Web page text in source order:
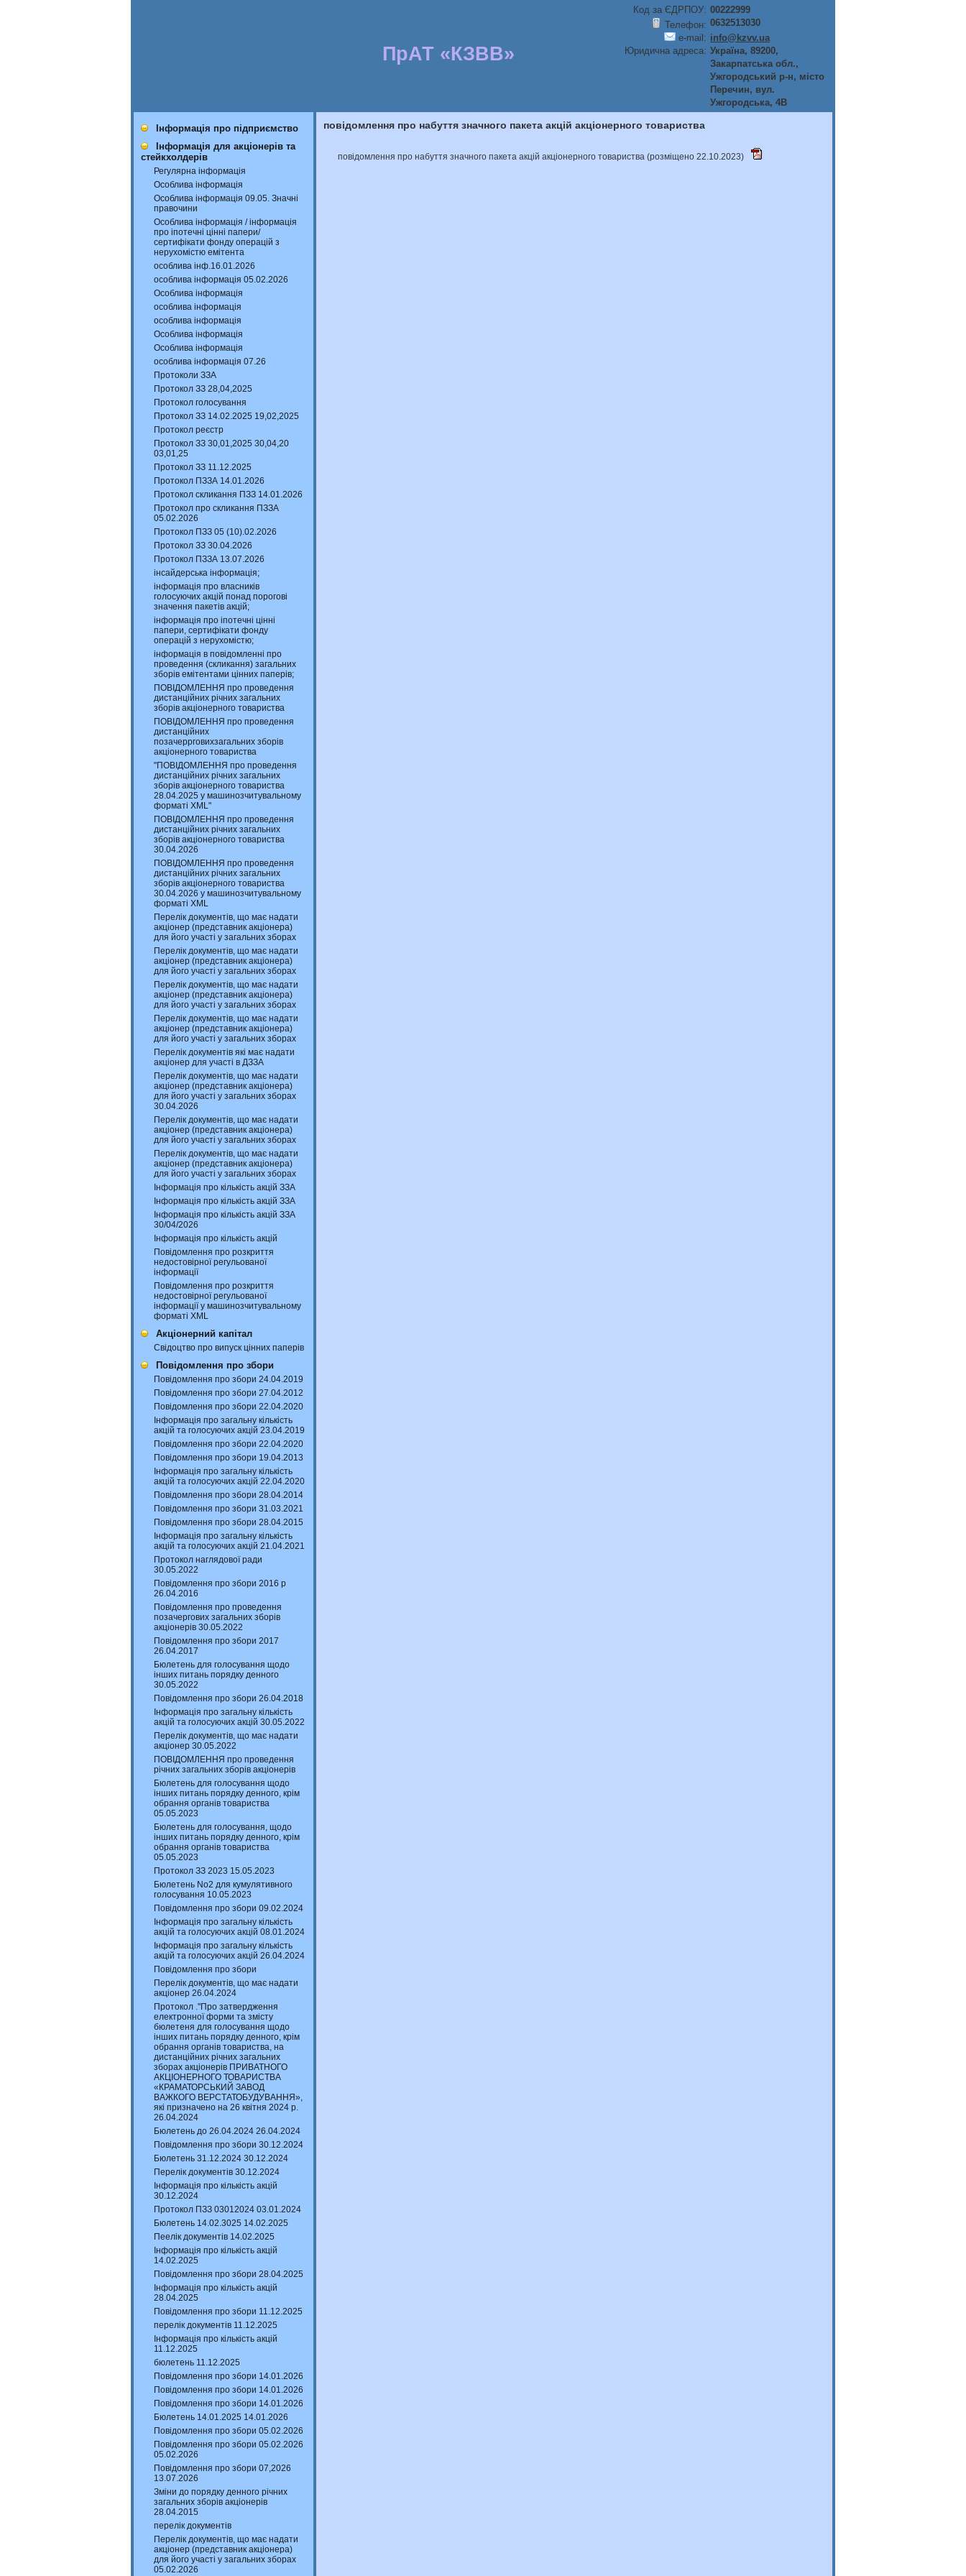
ПрАТ «КЗВВ»
Код за ЄДРПОУ: 00222999
Телефон: 0632513030
e-mail: info@kzvv.ua
Юридична адреса: Україна, 89200,
Закарпатська обл.,
Ужгородський р-н, мiсто
Перечин, вул.
Ужгородська, 4В
Інформація про підприємство
Інформація для акціонерів та
стейкхолдерів
Регулярна інформація
Особлива інформація
Особлива інформація 09.05. Значні
правочини
Особлива інформація / інформація
про іпотечні цінні папери/
сертифікати фонду операцій з
нерухомістю емітента
особлива інф.16.01.2026
особлива інформація 05.02.2026
Особлива інформація
особлива інформація
особлива інформація
Особлива інформація
Особлива інформація
особлива інформація 07.26
Протоколи ЗЗА
Протокол ЗЗ 28,04,2025
Протокол голосування
Протокол ЗЗ 14.02.2025 19,02,2025
Протокол реєстр
Протокол ЗЗ 30,01,2025 30,04,20
03,01,25
Протокол ЗЗ 11.12.2025
Протокол ПЗЗА 14.01.2026
Протокол скликання ПЗЗ 14.01.2026
Протокол про скликання ПЗЗА
05.02.2026
Протокол ПЗЗ 05 (10).02.2026
Протокол ЗЗ 30.04.2026
Протокол ПЗЗА 13.07.2026
інсайдерська інформація;
інформація про власників
голосуючих акцій понад порогові
значення пакетів акцій;
інформація про іпотечні цінні
папери, сертифікати фонду
операцій з нерухомістю;
інформація в повідомленні про
проведення (скликання) загальних
зборів емітентами цінних паперів;
ПОВІДОМЛЕННЯ про проведення
дистанційних річних загальних
зборів акціонерного товариства
ПОВІДОМЛЕННЯ про проведення
дистанційних
позачеррговихзагальних зборів
акціонерного товариства
"ПОВІДОМЛЕННЯ про проведення
дистанційних річних загальних
зборів акціонерного товариства
28.04.2025 у машинозчитувальному
форматі XML"
ПОВІДОМЛЕННЯ про проведення
дистанційних річних загальних
зборів акціонерного товариства
30.04.2026
ПОВІДОМЛЕННЯ про проведення
дистанційних річних загальних
зборів акціонерного товариства
30.04.2026 у машинозчитувальному
форматі XML
Перелік документів, що має надати
акціонер (представник акціонера)
для його участі у загальних зборах
Перелік документів, що має надати
акціонер (представник акціонера)
для його участі у загальних зборах
Перелік документів, що має надати
акціонер (представник акціонера)
для його участі у загальних зборах
Перелік документів, що має надати
акціонер (представник акціонера)
для його участі у загальних зборах
Перелік документів які має надати
акціонер для участі в ДЗЗА
Перелік документів, що має надати
акціонер (представник акціонера)
для його участі у загальних зборах
30.04.2026
Перелік документів, що має надати
акціонер (представник акціонера)
для його участі у загальних зборах
Перелік документів, що має надати
акціонер (представник акціонера)
для його участі у загальних зборах
Інформація про кількість акцій ЗЗА
Інформація про кількість акцій ЗЗА
Інформація про кількість акцій ЗЗА
30/04/2026
Інформація про кількість акцій
Повідомлення про розкриття
недостовірної регульованої
інформації
Повідомлення про розкриття
недостовірної регульованої
інформації у машинозчитувальному
форматі XML
Акціонерний капітал
Свідоцтво про випуск цінних паперів
Повідомлення про збори
Повідомлення про збори 24.04.2019
Повідомлення про збори 27.04.2012
Повідомлення про збори 22.04.2020
Інформація про загальну кількість
акцій та голосуючих акцій 23.04.2019
Повідомлення про збори 22.04.2020
Повідомлення про збори 19.04.2013
Інформація про загальну кількість
акцій та голосуючих акцій 22.04.2020
Повідомлення про збори 28.04.2014
Повідомлення про збори 31.03.2021
Повідомлення про збори 28.04.2015
Інформація про загальну кількість
акцій та голосуючих акцій 21.04.2021
Протокол наглядової ради
30.05.2022
Повідомлення про збори 2016 р
26.04.2016
Повідомлення про проведення
позачергових загальних зборів
акціонерів 30.05.2022
Повідомлення про збори 2017
26.04.2017
Бюлетень для голосування щодо
інших питань порядку денного
30.05.2022
Повідомлення про збори 26.04.2018
Інформація про загальну кількість
акцій та голосуючих акцій 30.05.2022
Перелік документів, що має надати
акціонер 30.05.2022
ПОВІДОМЛЕННЯ про проведення
річних загальних зборів акціонерів
Бюлетень для голосування щодо
інших питань порядку денного, крім
обрання органів товариства
05.05.2023
Бюлетень для голосування, щодо
інших питань порядку денного, крім
обрання органів товариства
05.05.2023
Протокол ЗЗ 2023 15.05.2023
Бюлетень No2 для кумулятивного
голосування 10.05.2023
Повідомлення про збори 09.02.2024
Інформація про загальну кількість
акцій та голосуючих акцій 08.01.2024
Інформація про загальну кількість
акцій та голосуючих акцій 26.04.2024
Повідомлення про збори
Перелік документів, що має надати
акціонер 26.04.2024
Протокол ."Про затвердження
електронної форми та змісту
бюлетеня для голосування щодо
інших питань порядку денного, крім
обрання органів товариства, на
дистанційних річних загальних
зборах акціонерів ПРИВАТНОГО
АКЦІОНЕРНОГО ТОВАРИСТВА
«КРАМАТОРСЬКИЙ ЗАВОД
ВАЖКОГО ВЕРСТАТОБУДУВАННЯ»,
які призначено на 26 квітня 2024 р.
26.04.2024
Бюлетень до 26.04.2024 26.04.2024
Повідомлення про збори 30.12.2024
Бюлетень 31.12.2024 30.12.2024
Перелік документів 30.12.2024
Інформація про кількість акцій
30.12.2024
Протокол ПЗЗ 03012024 03.01.2024
Бюлетень 14.02.3025 14.02.2025
Пеелік документів 14.02.2025
Інформація про кількість акцій
14.02.2025
Повідомлення про збори 28.04.2025
Інформація про кількість акцій
28.04.2025
Повідомлення про збори 11.12.2025
перелік документів 11.12.2025
Інформація про кількість акцій
11.12.2025
бюлетень 11.12.2025
Повідомлення про збори 14.01.2026
Повідомлення про збори 14.01.2026
Повідомлення про збори 14.01.2026
Бюлетень 14.01.2025 14.01.2026
Повідомлення про збори 05.02.2026
Повідомлення про збори 05.02.2026
05.02.2026
Повідомлення про збори 07,2026
13.07.2026
Зміни до порядку денного річних
загальних зборів акціонерів
28.04.2015
перелік документів
Перелік документів, що має надати
акціонер (представник акціонера)
для його участі у загальних зборах
05.02.2026
повідомлення про набуття значного пакета акцій акціонерного товариства
повідомлення про набуття значного пакета акцій акціонерного товариства (розміщено 22.10.2023)